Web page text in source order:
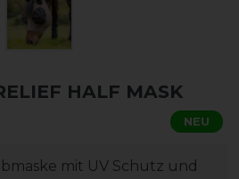
HALF MASK
NEU
mit UV Schutz und